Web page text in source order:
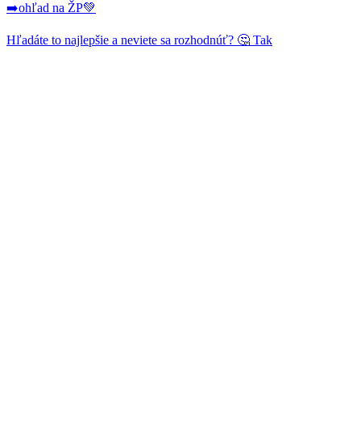
➡️ohľad na ŽP💚
Hľadáte to najlepšie a neviete sa rozhodnúť? 🤔 Tak